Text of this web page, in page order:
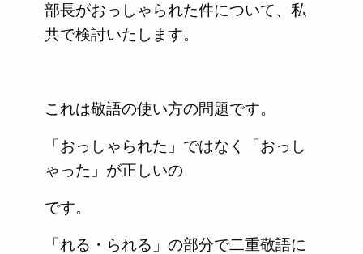
部長がおっしゃられた件について、私
共で検討いたします。
これは敬語の使い方の問題です。
「おっしゃられた」ではなく「おっし
ゃった」が正しいの
です。
「れる・られる」の部分で二重敬語に